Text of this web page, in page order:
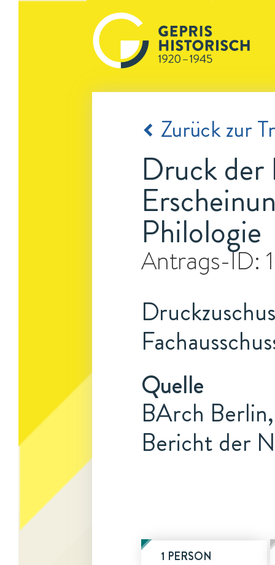
Zurück zur
Druck der
Philologie
Antrags-ID:
Quelle
BArch
Bericht der
1 PERSON